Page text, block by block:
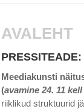
AVALEHT
Meediakunsti
(avamine 24. 11 kell
riiklikud struktuurid